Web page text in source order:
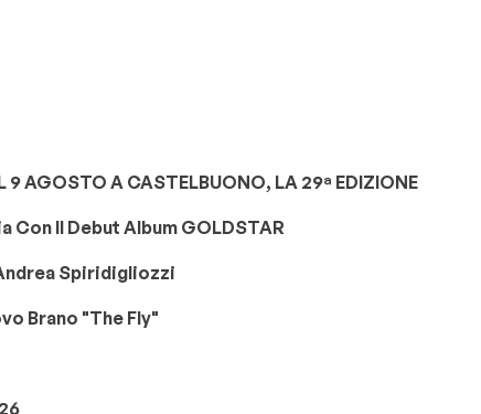
9 AGOSTO A CASTELBUONO, LA 29ª EDIZIONE
Con Il Debut Album GOLDSTAR
Spiridigliozzi
Brano "The Fly"